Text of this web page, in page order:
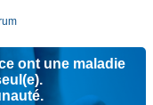
ont une maladie